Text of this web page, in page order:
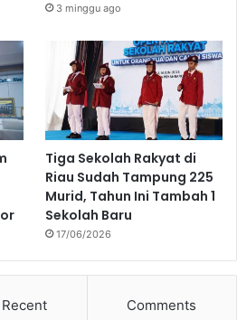
3 minggu ago
Tiga Sekolah Rakyat di
Riau Sudah Tampung 225
Murid, Tahun Ini Tambah 1
Sekolah Baru
17/06/2026
Recent Comments